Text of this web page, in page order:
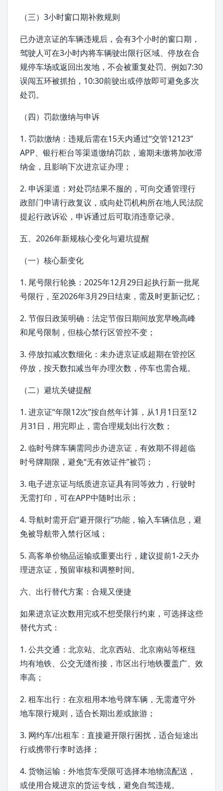
（三）3小时窗口期补救规则
已办进京证的车辆违规后，会有3个小时的窗口期，
驾驶人可在3小时内将车辆驶出限行区域、停放在合
规停车场或返回出发地，不会被重复处罚。例如7:30
误闯五环被抓拍，10:30前驶出或停放即可避免多次
处罚。
（四）罚款缴纳与申诉
1. 罚款缴纳：违规后需在15天内通过“交管12123”
APP、银行柜台等渠道缴纳罚款，逾期未缴将加收滞
纳金，且影响下次进京证办理；
2. 申诉渠道：对处罚结果不服的，可向交通管理行
政部门申请行政复议 ，或向处罚机构所在地人民法院
提起行政诉讼，申诉通过后可取消违章记录。
五、2026年新规核心变化与避坑提醒
（一）核心新变化
1. 尾号限行轮换：2025年12月29日起执行新一批尾
号限行，至2026年3月29日结束，需及时更新记忆；
2. 节假日政策明确：法定节假日期间放宽早晚高峰
和尾号限制，但核心禁行区管控不变；
3. 停放扣减次数细化：未办进京证或超期在管控区
停放，按天数扣减当年办理次数，停车也需合规。
（二）避坑关键提醒
1. 进京证“年限12次”按自然年计算，从1月1日至12
月31日，用完即止，需合理规划出行次数；
2. 临时号牌车辆需同步办进京证，有效期不得超临
时号牌期限，避免“无有效证件”被罚；
3. 电子进京证与纸质进京证具有同等效力，行驶时
无需打印，可在APP中随时出示；
4. 导航时需开启“避开限行”功能，输入车辆信息，避
免被导航带入禁行区域；
5. 高客单价物品运输或重要出行，建议提前1-2天办
理进京证，预留审核和调整时间。
六、出行替代方案：合规又便捷
如果进京证次数用完或不想受限行约束，可选择这些
替代方式：
1. 公共交通： 北京站、 北京西站、 北京南站等枢纽
均有地铁、公交无缝衔接，市区出行地铁覆盖广、效
率高；
2. 租车出行：在京租用本地号牌车辆，无需遵守外
地车限行规则，适合长期出差或旅游；
3. 网约车/出租车：直接避开限行困扰，适合短途出
行或携带行李时选择；
4. 货物运输：外地货车受限可选择本地物流配送，
或使用合规进京的货运专线，避免自驾违规。